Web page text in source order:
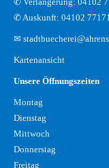
✆ Auskunft: 04102 77171
✉
Kartenansicht
Unsere Öffnungszeiten
Montag
Dienstag
Mittwoch
Donnerstag
Freitag